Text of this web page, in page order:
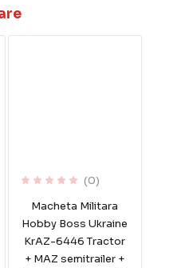
(0)
Macheta Militara
Hobby Boss Ukraine
KrAZ-6446 Tractor
+ MAZ semitrailer +